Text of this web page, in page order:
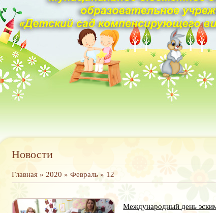
Новости
Главная» 2020 » Февраль » 12
Международный день